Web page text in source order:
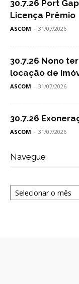
30.7.26 Port
Licença Prêmio
ASCOM - 31/07/2026
30.7.26 Nono
locação de
ASCOM - 31/07/2026
30.7.26
ASCOM - 31/07/2026
Navegue
Navegue